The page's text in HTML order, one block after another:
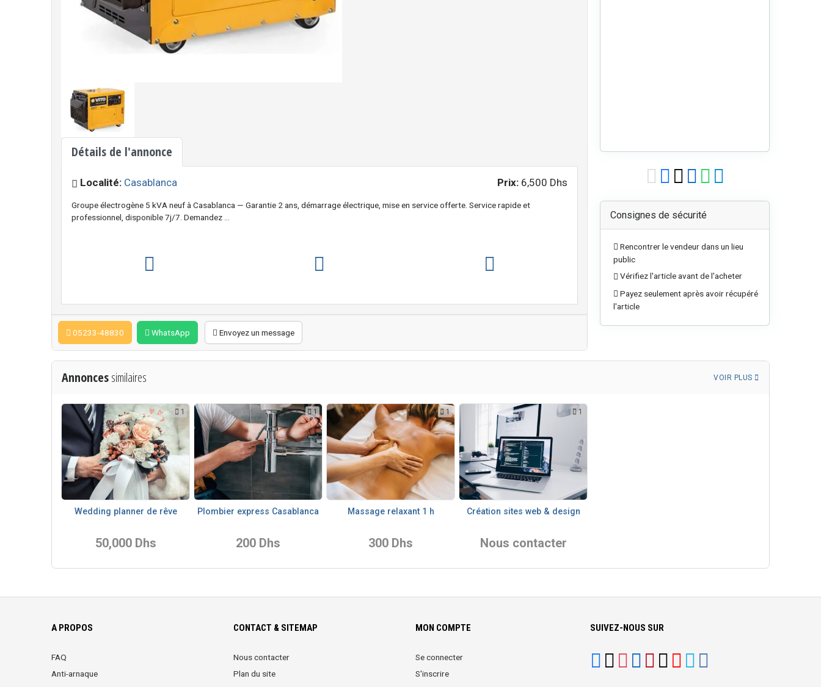
Détails de l'annonce
Localité: Casablanca Prix: 6,500 Dhs
Groupe électrogène 5 kVA neuf à Casablanca — Garantie 2 ans, démarrage électrique, mise en service offerte. Service rapide et
professionnel, disponible 7j/7. Demandez ...
05233-48830 WhatsApp Envoyez un message
Consignes de sécurité
Rencontrer le vendeur dans un lieu
public
Vérifiez l'article avant de l'acheter
Payez seulement après avoir récupéré
l'article
Annoncessimilaires VOIR PLUS
1
Wedding planner de rêve
50,000 Dhs
1
Plombier express Casablanca
200 Dhs
1
Massage relaxant 1 h
300 Dhs
1
Création sites web & design
Nous contacter
A PROPOS
FAQ
Anti-arnaque
CONTACT & SITEMAP
Nous contacter
Plan du site
MON COMPTE
Se connecter
S'inscrire
SUIVEZ-NOUS SUR